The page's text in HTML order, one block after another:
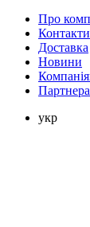
Про
Контакти
Доставка
Новини
укр